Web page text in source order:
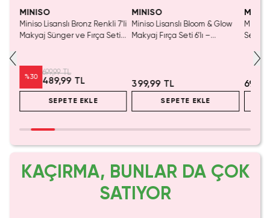
MINISO
Miniso Lisanslı Bronz Renkli 7'li
Makyaj Sünger ve Fırça Seti -
%30
699,99 TL
489,99 TL
SEPETE EKLE
MINISO
Miniso Lisanslı Bloom & Glow
Makyaj Fırça Seti 6’lı –
399,99 TL
SEPETE EKLE
Miniso
Serisi
Seti (7
KAÇIRMA, BUNLAR DA ÇOK
SATIYOR